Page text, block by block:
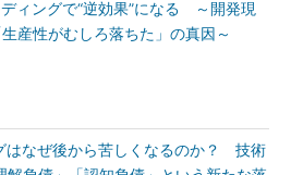
ィングで“逆効果”になる ～開発現
産性がむしろ落ちた」の真因～
はなぜ後から苦しくなるのか？ 技術